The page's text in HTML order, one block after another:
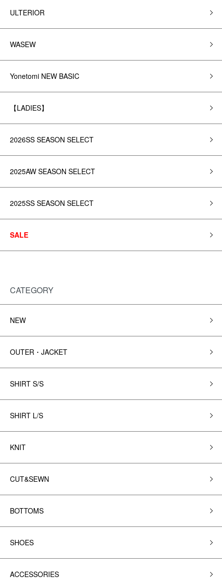
ULTERIOR
WASEW
Yonetomi NEW BASIC
【LADIES】
2026SS SEASON SELECT
2025AW SEASON SELECT
2025SS SEASON SELECT
SALE
CATEGORY
NEW
OUTER・JACKET
SHIRT S/S
SHIRT L/S
KNIT
CUT&SEWN
BOTTOMS
SHOES
ACCESSORIES